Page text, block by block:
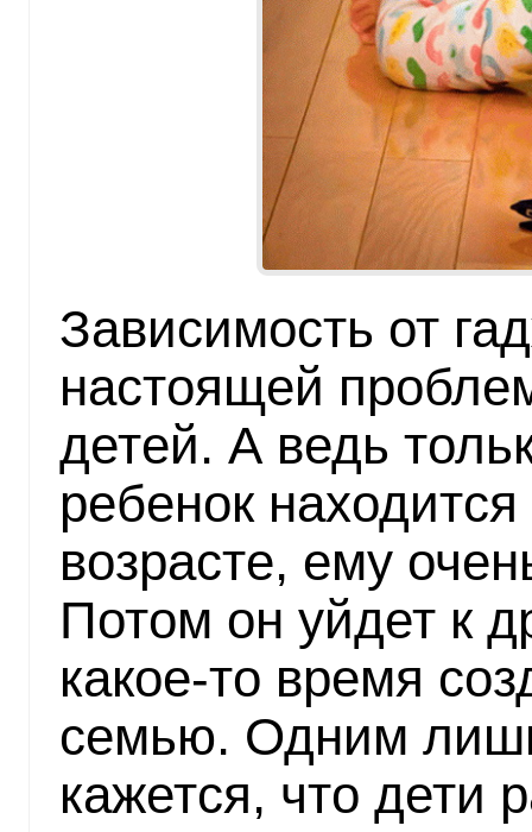
Зависимость от
настоящей
детей. А ведь
ребенок
возрасте, ему
Потом он уйдет к
какое-то время
семью. Одним
кажется, что дети